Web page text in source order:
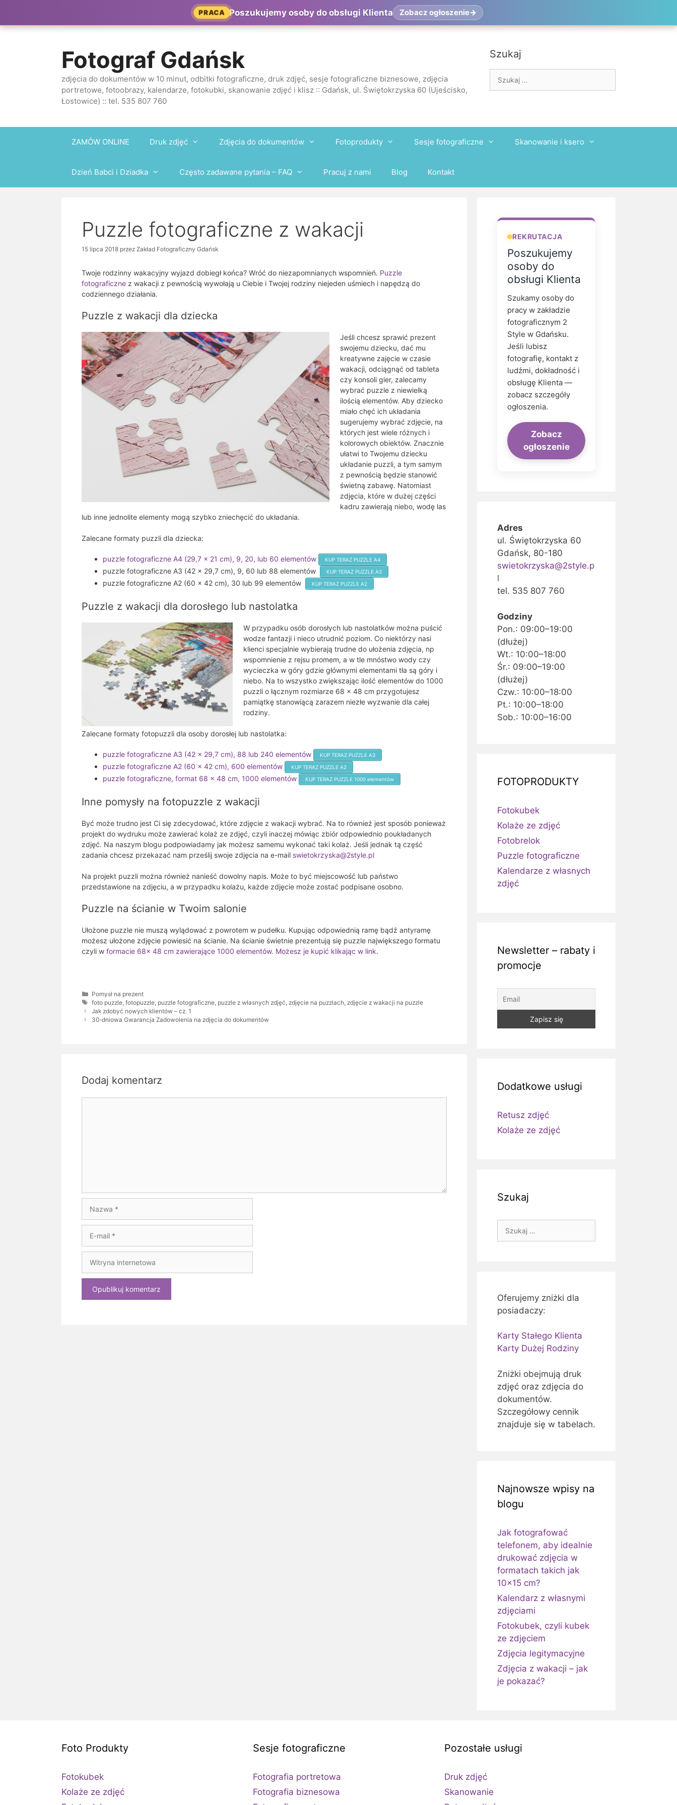
treści
PRACA Poszukujemy osoby do obsługi Klienta Zobacz ogłoszenie
Szukaj
Fotograf Gdańsk
zdjęcia do dokumentów w 10 minut, odbitki fotograficzne, druk zdjęć, sesje fotograficzne biznesowe, zdjęcia
portretowe, fotoobrazy, kalendarze, fotokubki, skanowanie zdjęć i klisz :: Gdańsk, ul. Świętokrzyska 60 (Ujeścisko,
Łostowice) :: tel. 535 807 760
ZAMÓW ONLINE Druk zdjęć Zdjęcia do dokumentów Fotoprodukty Sesje fotograficzne Skanowanie i ksero
Dzień Babci i Dziadka Często zadawane pytania – FAQ Pracuj z nami Blog Kontakt
Puzzle fotograficzne z wakacji
15 lipca 2018 przez Zakład Fotograficzny Gdańsk
Twoje rodzinny wakacyjny wyjazd dobiegł końca? Wróć do niezapomnianych wspomnień. Puzzle
fotograficzne z wakacji z pewnością wywołają u Ciebie i Twojej rodziny niejeden uśmiech i napędzą do
codziennego działania.
Puzzle z wakacji dla dziecka
Jeśli chcesz sprawić prezent
swojemu dziecku, dać mu
kreatywne zajęcie w czasie
wakacji, odciągnąć od tableta
czy konsoli gier, zalecamy
wybrać puzzle z niewielką
ilością elementów. Aby dziecko
miało chęć ich układania
sugerujemy wybrać zdjęcie, na
których jest wiele różnych i
kolorowych obiektów. Znacznie
ułatwi to Twojemu dziecku
układanie puzzli, a tym samym
z pewnością będzie stanowić
świetną zabawę. Natomiast
zdjęcia, które w dużej części
kadru zawierają niebo, wodę las
lub inne jednolite elementy mogą szybko zniechęcić do układania.
Zalecane formaty puzzli dla dziecka:
puzzle fotograficzne A4 (29,7 x 21 cm), 9, 20, lub 60 elementów KUP TERAZ PUZZLE A4
puzzle fotograficzne A3 (42 x 29,7 cm), 9, 60 lub 88 elementów KUP TERAZ PUZZLE A3
puzzle fotograficzne A2 (60 x 42 cm), 30 lub 99 elementów KUP TERAZ PUZZLE A2
Puzzle z wakacji dla dorosłego lub nastolatka
W przypadku osób dorosłych lub nastolatków można puścić
wodze fantazji i nieco utrudnić poziom. Co niektórzy nasi
klienci specjalnie wybierają trudne do ułożenia zdjęcia, np
wspomnienie z rejsu promem, a w tle mnóstwo wody czy
wycieczka w góry gdzie głównymi elementami tła są góry i
niebo. Na to wszystko zwiększając ilość elementów do 1000
puzzli o łącznym rozmiarze 68 x 48 cm przygotujesz
pamiątkę stanowiącą zarazem niezłe wyzwanie dla całej
rodziny.
Zalecane formaty fotopuzzli dla osoby dorosłej lub nastolatka:
puzzle fotograficzne A3 (42 x 29,7 cm), 88 lub 240 elementów KUP TERAZ PUZZLE A3
puzzle fotograficzne A2 (60 x 42 cm), 600 elementów KUP TERAZ PUZZLE A2
puzzle fotograficzne, format 68 x 48 cm, 1000 elementów KUP TERAZ PUZZLE 1000 elementów
Inne pomysły na fotopuzzle z wakacji
Być może trudno jest Ci się zdecydować, które zdjęcie z wakacji wybrać. Na to również jest sposób ponieważ
projekt do wydruku może zawierać kolaż ze zdjęć, czyli inaczej mówiąc zbiór odpowiednio poukładanych
zdjęć. Na naszym blogu podpowiadamy jak możesz samemu wykonać taki kolaż. Jeśli jednak tą część
zadania chcesz przekazać nam prześlij swoje zdjęcia na e-mail swietokrzyska@2style.pl
Na projekt puzzli można również nanieść dowolny napis. Może to być miejscowość lub państwo
przedstawione na zdjęciu, a w przypadku kolażu, każde zdjęcie może zostać podpisane osobno.
Puzzle na ścianie w Twoim salonie
Ułożone puzzle nie muszą wylądować z powrotem w pudełku. Kupując odpowiednią ramę bądź antyramę
możesz ułożone zdjęcie powiesić na ścianie. Na ścianie świetnie prezentują się puzzle największego formatu
czyli w formacie 68x 48 cm zawierające 1000 elementów. Możesz je kupić klikając w link.
Kategorie
Pomysł na prezent
Tagi
foto puzzle ,fotopuzzle puzzle fotograficzne puzzle z własnych zdjęć zdjęcie na puzzlach zdjęcie z wakacji na puzzle
Jak zdobyć nowych klientów – cz. 1
30-dniowa Gwarancja Zadowolenia na zdjęcia do dokumentów
Dodaj komentarz
mail
internetowa
REKRUTACJA
Poszukujemy
osoby do
obsługi Klienta
Szukamy osoby do
pracy w zakładzie
fotograficznym 2
Style w Gdańsku.
Jeśli lubisz
fotografię, kontakt z
ludźmi, dokładność i
obsługę Klienta —
zobacz szczegóły
ogłoszenia.
Zobacz
ogłoszenie
Adres
ul. Świętokrzyska 60
Gdańsk, 80-180
swietokrzyska@2style.p
l
tel. 535 807 760
Godziny
Pon.: 09:00–19:00
(dłużej)
Wt.: 10:00–18:00
Śr.: 09:00–19:00
(dłużej)
Czw.: 10:00–18:00
Pt.: 10:00–18:00
Sob.: 10:00–16:00
FOTOPRODUKTY
Fotokubek
Kolaże ze zdjęć
Fotobrelok
Puzzle fotograficzne
Kalendarze z własnych
zdjęć
Newsletter – rabaty i
promocje
Dodatkowe usługi
Retusz zdjęć
Kolaże ze zdjęć
Szukaj
Oferujemy zniżki dla
posiadaczy:
Karty Stałego Klienta
Karty Dużej Rodziny
Zniżki obejmują druk
zdjęć oraz zdjęcia do
dokumentów.
Szczegółowy cennik
znajduje się w tabelach.
Najnowsze wpisy na
blogu
Jak fotografować
telefonem, aby idealnie
drukować zdjęcia w
formatach takich jak
10×15 cm?
Kalendarz z własnymi
zdjęciami
Fotokubek, czyli kubek
ze zdjęciem
Zdjęcia legitymacyjne
Zdjęcia z wakacji – jak
je pokazać?
Foto Produkty
Fotokubek
Kolaże ze zdjęć
Sesje fotograficzne
Fotografia portretowa
Fotografia biznesowa
Pozostałe usługi
Druk zdjęć
Skanowanie